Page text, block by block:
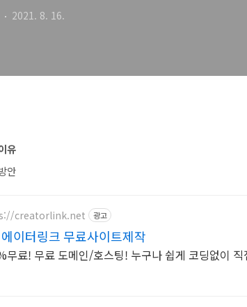
유
안
2021. 8. 16.
creatorlink.net 광고
이터링크 무료사이트제작
무료! 무료 도메인/호스팅! 누구나 쉽게 코딩없이